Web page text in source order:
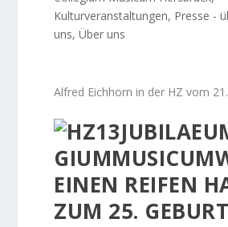
Kulturveranstaltungen, Presse -
uns,Über uns
Alfred Eichhorn in der HZ vom
EINEN REIFEN
ZUM 25.